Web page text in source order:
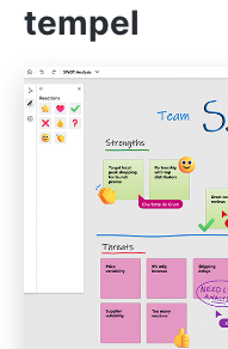
tempel